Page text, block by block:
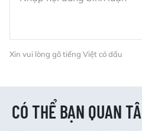
Xin vui lòng gõ tiếng Việt có dấu
CÓ THỂ BẠN QUAN